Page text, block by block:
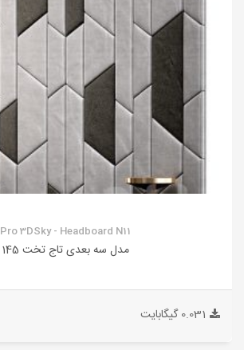
Pro 3DSky - Headboard N11
مدل سه بعدی تاج تخت 145
0.031 گیگابایت